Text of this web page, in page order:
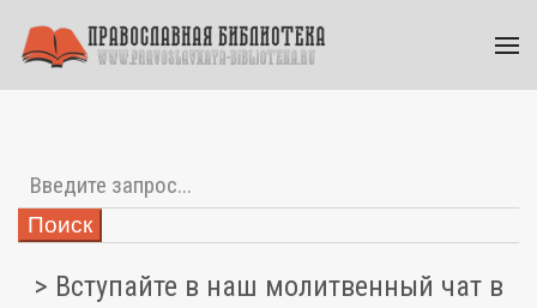
Поиск
> Вступайте в наш молитвенный чат в